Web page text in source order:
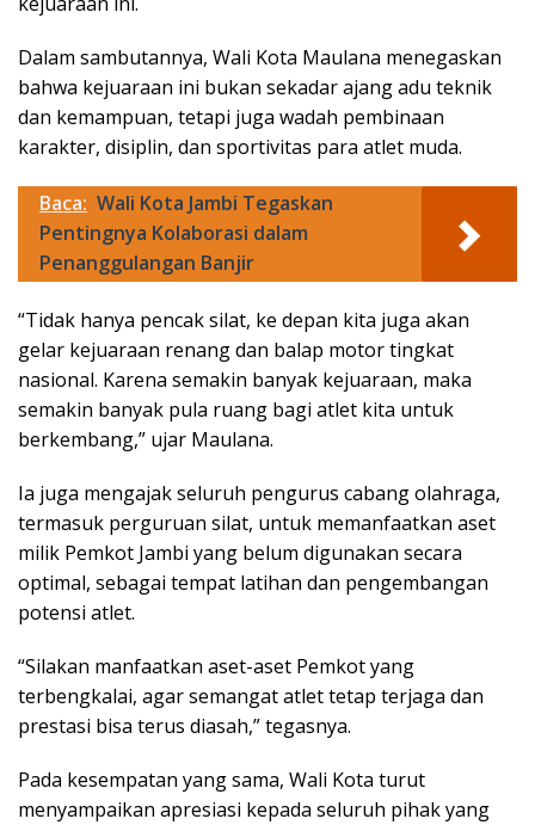
Dalam sambutannya, Wali Kota Maulana menegaskan
bahwa kejuaraan ini bukan sekadar ajang adu teknik
dan kemampuan, tetapi juga wadah pembinaan
karakter, disiplin, dan sportivitas para atlet muda.
Baca: Wali Kota Jambi Tegaskan
Pentingnya Kolaborasi dalam
Penanggulangan Banjir
“Tidak hanya pencak silat, ke depan kita juga akan
gelar kejuaraan renang dan balap motor tingkat
nasional. Karena semakin banyak kejuaraan, maka
semakin banyak pula ruang bagi atlet kita untuk
berkembang,” ujar Maulana.
Ia juga mengajak seluruh pengurus cabang olahraga,
termasuk perguruan silat, untuk memanfaatkan aset
milik Pemkot Jambi yang belum digunakan secara
optimal, sebagai tempat latihan dan pengembangan
potensi atlet.
“Silakan manfaatkan aset-aset Pemkot yang
terbengkalai, agar semangat atlet tetap terjaga dan
prestasi bisa terus diasah,” tegasnya.
Pada kesempatan yang sama, Wali Kota turut
menyampaikan apresiasi kepada seluruh pihak yang